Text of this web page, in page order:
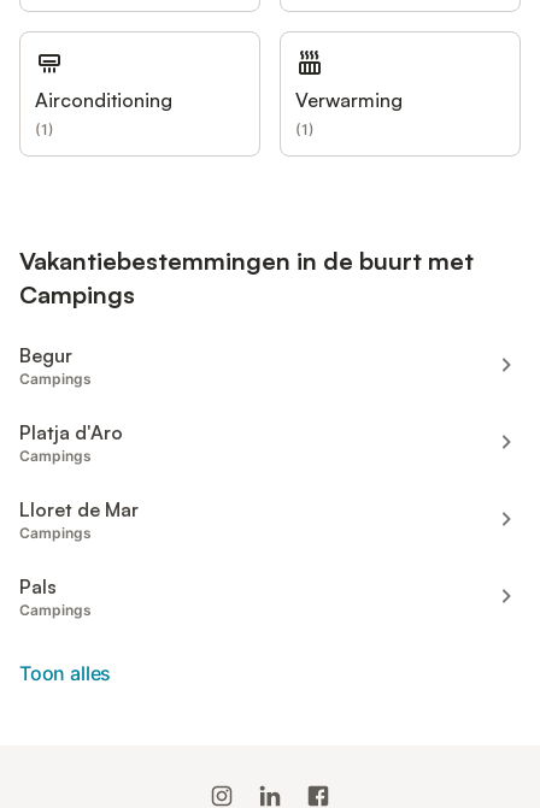
Airconditioning
(1)
Verwarming
(1)
Vakantiebestemmingen in de buurt met
Campings
Begur
Campings
Platja d'Aro
Campings
Lloret de Mar
Campings
Pals
Campings
Toon alles